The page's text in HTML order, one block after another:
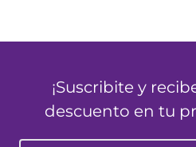
¡Suscribite y
descuento en tu